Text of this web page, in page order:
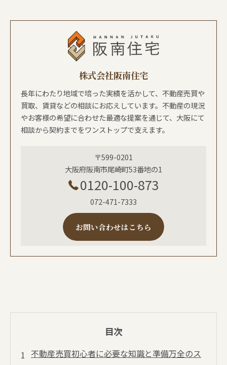
株式会社阪南住宅
長年にわたり地域で培った実績を活かして、不動産売買や
買取、賃貸などの相談にお応えしています。不動産の現況
やお客様の希望に合わせた最適な提案を通じて、大阪にて
相談から契約までをワンストップで支えます。
〒599-0201
大阪府阪南市尾崎町53番地の1
0120-100-873
072-471-7333
お問い合わせはこちら
目次
不動産売買初心者に必要な知識と準備万全のス